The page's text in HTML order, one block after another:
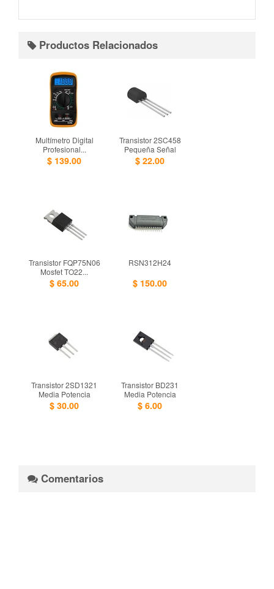
Productos Relacionados
Multí­metro Digital
Profesional...
$ 139.00
Transistor 2SC458
Pequeña Señal
$ 22.00
Transistor FQP75N06
Mosfet TO22...
$ 65.00
RSN312H24
$ 150.00
Transistor 2SD1321
Media Potencia
$ 30.00
Transistor BD231
Media Potencia
$ 6.00
Comentarios